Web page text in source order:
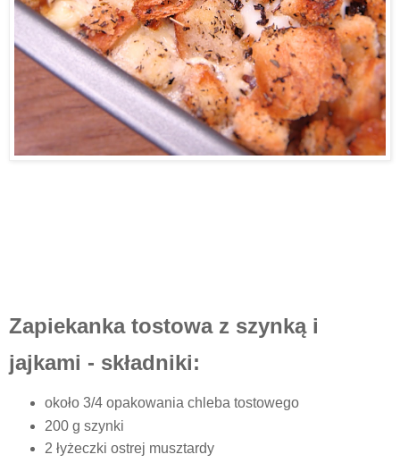
Zapiekanka tostowa z szynką i
jajkami - składniki:
około 3/4 opakowania chleba tostowego
200 g szynki
2 łyżeczki ostrej musztardy